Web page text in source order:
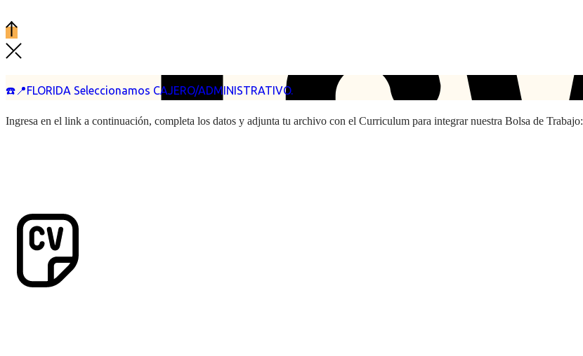
☎️📍FLORIDA Seleccionamos CAJERO/ADMINISTRATIVO.
Ingresa en el link a continuación, completa los datos y adjunta tu archivo con el Curriculum para integrar nuestra Bolsa de Trabajo: